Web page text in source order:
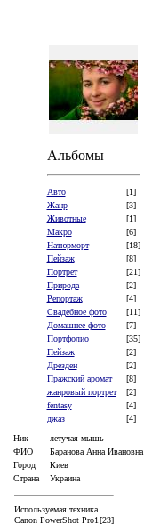
Альбомы
Авто
[1]
Жанр
[3]
Животные
[1]
Макро
[6]
Натюрморт
[18]
Пейзаж
[8]
Портрет
[21]
Природа
[2]
Репортаж
[4]
Свадебное фото
[11]
Домашнее фото
[7]
Портфолио
[35]
Пейзаж
[2]
Дрезден
[2]
Пражский аромат
[8]
жанровый портрет
[2]
fentasy
[4]
джаз
[4]
Ник
летучая мышь
ФИО
Баранова Анна Ивановна
Город
Киев
Страна
Украина
Используемая техника
Canon PowerShot Pro1 [23]